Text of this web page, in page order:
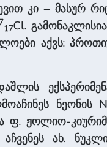
კი – მასურ
17Cl.
აქვს:
ფ. ჟოლიო-
ახ.